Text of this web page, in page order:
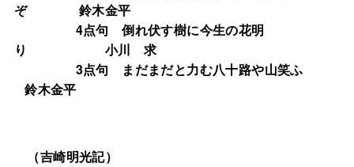
ぞ 鈴木金平
4点句 倒れ伏す樹に今生の花明
り 小川 求
3点句
まだまだと力む八十路や山笑ふ
鈴木金平
（吉崎明光記）